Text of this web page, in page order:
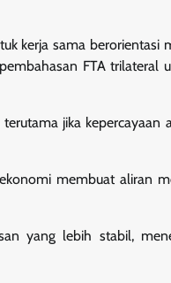
kerja sama berorientasi
FTA trilateral
jika kepercayaan
membuat aliran
yang lebih stabil,